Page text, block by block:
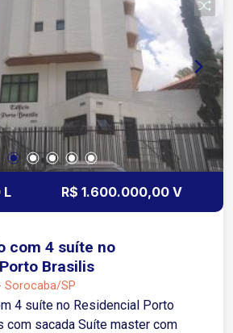
de ligação entre bairros A
Barão de Tatuí região
forte atividade comercial A 5
Dr Américo Figueiredo
rápida para
Região com
bancos transporte público e
Entre em contato e
para conhecer essa excelente
comercial em Sorocaba!
L R$ 1.600.000,00 V
com 4 suíte no
Brasilis
Sorocaba/SP
4 suíte no Residencial Porto